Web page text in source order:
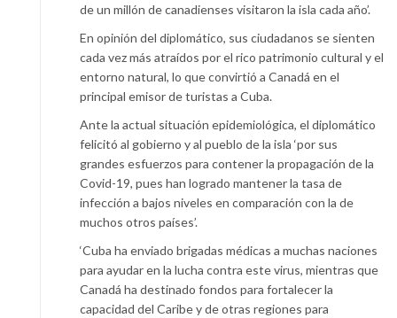
de un millón de canadienses visitaron la isla cada año’.
En opinión del diplomático, sus ciudadanos se sienten
cada vez más atraídos por el rico patrimonio cultural y el
entorno natural, lo que convirtió a Canadá en el
principal emisor de turistas a Cuba.
Ante la actual situación epidemiológica, el diplomático
felicitó al gobierno y al pueblo de la isla ‘por sus
grandes esfuerzos para contener la propagación de la
Covid-19, pues han logrado mantener la tasa de
infección a bajos niveles en comparación con la de
muchos otros países’.
‘Cuba ha enviado brigadas médicas a muchas naciones
para ayudar en la lucha contra este virus, mientras que
Canadá ha destinado fondos para fortalecer la
capacidad del Caribe y de otras regiones para